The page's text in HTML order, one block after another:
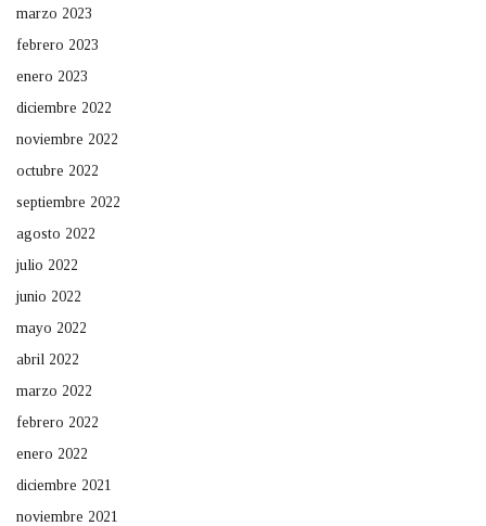
marzo 2023
febrero 2023
enero 2023
diciembre 2022
noviembre 2022
octubre 2022
septiembre 2022
agosto 2022
julio 2022
junio 2022
mayo 2022
abril 2022
marzo 2022
febrero 2022
enero 2022
diciembre 2021
noviembre 2021